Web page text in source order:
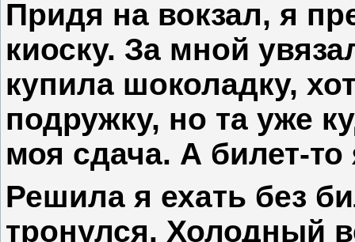
Придя на вокзал, я
киоску. За мной
купила шоколадку,
подружку, но та уже
моя сдача. А билет-
Решила я ехать без
тронулся. Холодный